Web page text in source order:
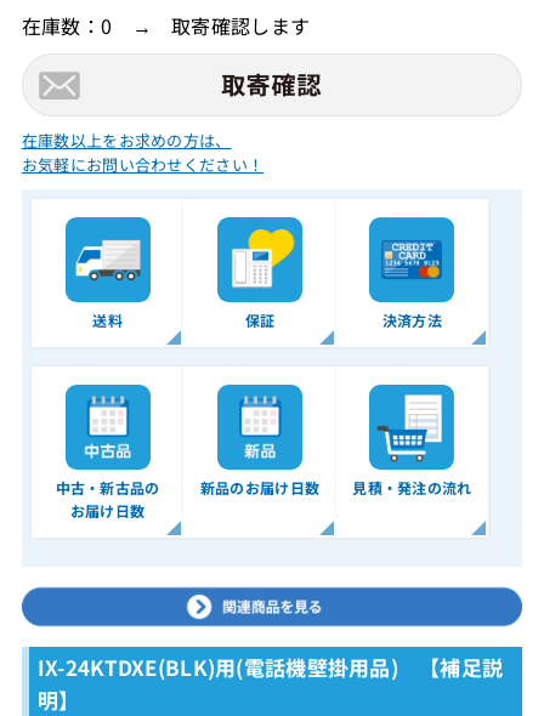
在庫数：0 → 取寄確認します
在庫数以上をお求めの方は、
お気軽にお問い合わせください！
送料 保証 決済方法
中古・新古品の
お届け日数
新品のお届け日数 見積・発注の流れ
IX-24KTDXE(BLK)用(電話機壁掛用品) 【補足説
明】